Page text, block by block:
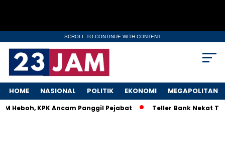
SCROLL TO CONTINUE WITH CONTENT
HOME NASIONAL POLITIK EKONOMI MEGAPOLITAN
Heboh, KPK Ancam Panggil Pejabat Teller Bank Nekat